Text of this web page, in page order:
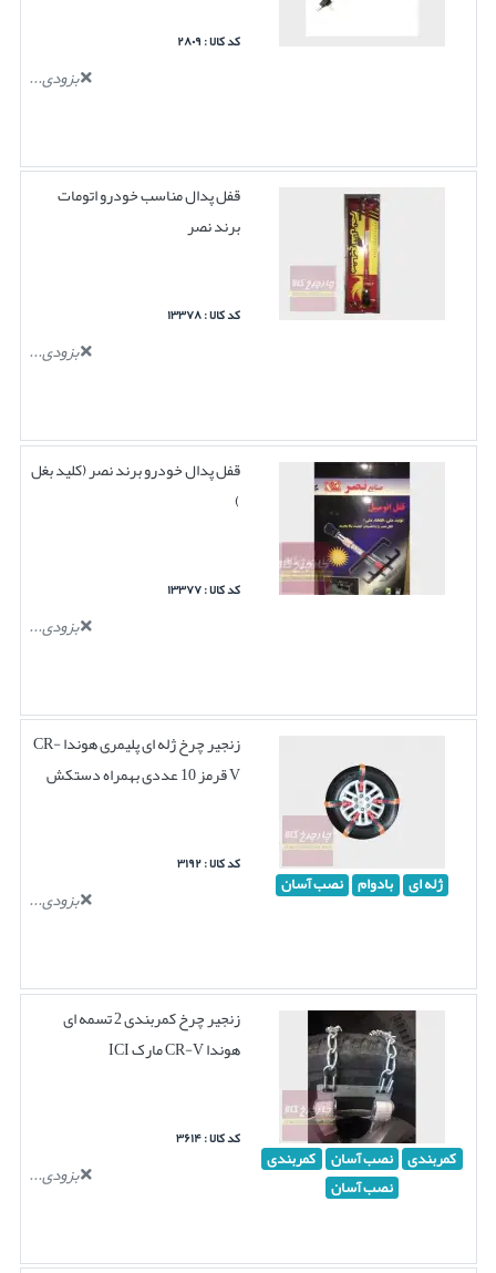
کد کالا : ۲۸۰۹
بزودی...
قفل پدال مناسب خودرو اتومات
برند نصر
کد کالا : ۱۳۳۷۸
بزودی...
قفل پدال خودرو برند نصر (کلید بغل
)
کد کالا : ۱۳۳۷۷
بزودی...
ژله ای بادوام نصب آسان
زنجیر چرخ ژله ای پلیمری هوندا CR-
V قرمز 10 عددی بهمراه دستکش
کد کالا : ۳۱۹۲
بزودی...
کمربندی نصب آسان کمربندی
نصب آسان
زنجیر چرخ کمربندی 2 تسمه ای
هوندا CR-V مارک ICI
کد کالا : ۳۶۱۴
بزودی...